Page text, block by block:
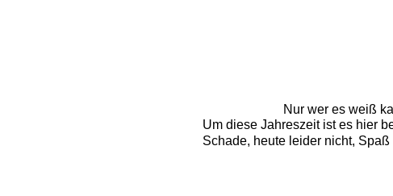
Nur wer es weiß
Um diese Jahreszeit ist es hier
Schade, heute leider nicht,